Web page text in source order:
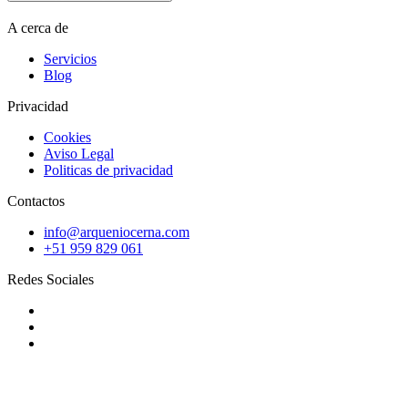
A cerca de
Servicios
Blog
Privacidad
Cookies
Aviso Legal
Politicas de privacidad
Contactos
info@arqueniocerna.com
+51 959 829 061
Redes Sociales